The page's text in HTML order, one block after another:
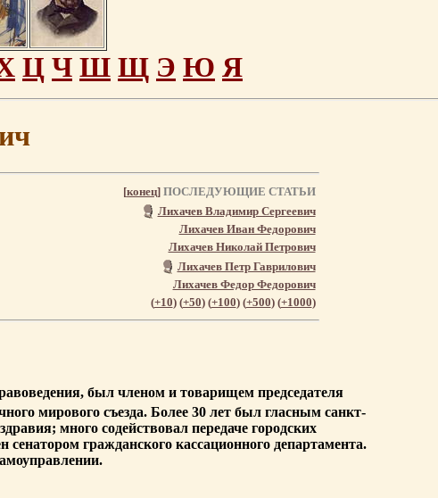
Ц Ч Ш Щ Э Ю Я
[конец]ПОСЛЕДУЮЩИЕ СТАТЬИ
Лихачев Владимир Сергеевич
Лихачев Иван Федорович
Лихачев Николай Петрович
Лихачев Петр Гаврилович
Лихачев Федор Федорович
(+10) (+50) (+100) (+500) (+1000)
был членом и товарищем председателя
мирового съезда. Более 30 лет был гласным санкт-
много содействовал передаче городских
сенатором гражданского кассационного департамента.